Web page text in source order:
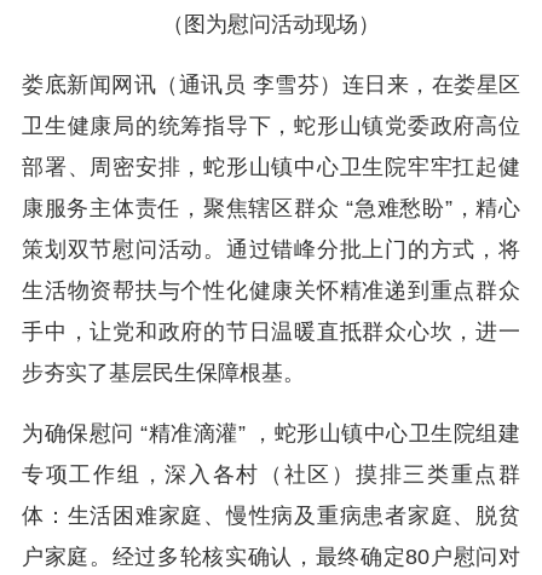
（图为慰问活动现场）
娄底新闻网讯（通讯员 李雪芬）连日来，在娄星区
卫生健康局的统筹指导下，蛇形山镇党委政府高位
部署、周密安排，蛇形山镇中心卫生院牢牢扛起健
康服务主体责任，聚焦辖区群众 “急难愁盼”，精心
策划双节慰问活动。通过错峰分批上门的方式，将
生活物资帮扶与个性化健康关怀精准递到重点群众
手中，让党和政府的节日温暖直抵群众心坎，进一
步夯实了基层民生保障根基。
为确保慰问 “精准滴灌” ，蛇形山镇中心卫生院组建
专项工作组，深入各村（社区）摸排三类重点群
体：生活困难家庭、慢性病及重病患者家庭、脱贫
户家庭。经过多轮核实确认，最终确定80户慰问对